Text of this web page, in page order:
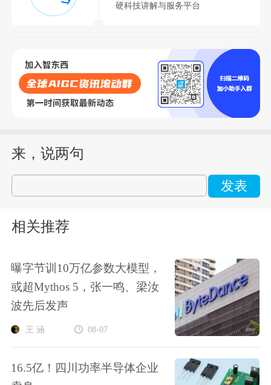
硬科技讲解与服务平台
来，说两句
发表
相关推荐
曝字节训10万亿参数大模型，
或超Mythos 5，张一鸣、梁汝
波先后发声
王 涵 08-07
16.5亿！四川功率半导体企业